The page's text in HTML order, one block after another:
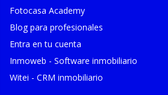
Fotocasa Academy
Blog para profesionales
Entra en tu cuenta
Inmoweb - Software inmobiliario
Witei - CRM inmobiliario